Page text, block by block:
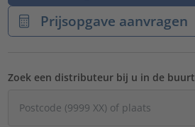
Prijsopgave aanvragen
Zoek een distributeur bij u in de buurt